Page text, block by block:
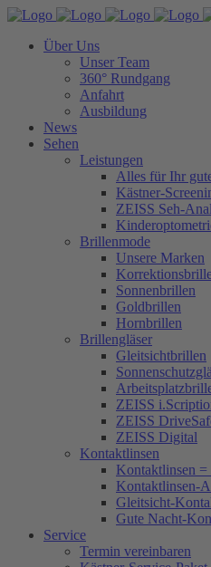
Über Uns
Unser Team
360° Rundgang
Anfahrt
Ausbildung
News
Sehen
Leistungen
Alles für Ihr
Kästner-
ZEISS Seh-
Brillenmode
Unsere Marken
Sonnenbrillen
Goldbrillen
Hornbrillen
Brillengläser
Gleitsichtbrillen
ZEISS
ZEISS
ZEISS Digital
Kontaktlinsen
Kontaktlinsen =
Kontaktlinsen-
Gleitsicht-
Gute Nacht-
Service
Termin vereinbaren